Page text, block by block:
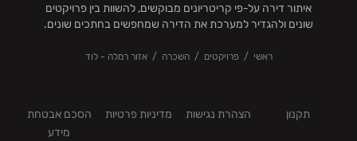
איתור דירה על-פי קריטריונים מבוקשים, להשוות בין פרויקטים
שונים ולהגדיר למערכת את הדירה שמחפשים בחתכים שונים.
ראשי פרויקטים השכרה אזור רמלה - לוד
תקנון הצהרת נגישות מדיניות פרטיות
הסכם אבטחת
מידע